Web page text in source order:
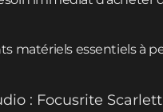
matériels essentiels à
: Focusrite